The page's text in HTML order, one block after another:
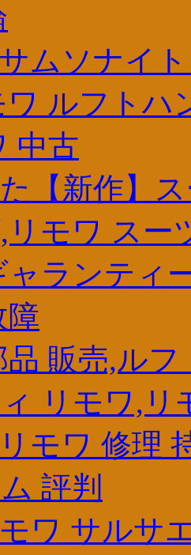
ムソナイ
ワ ルフト
中古
【新作】
リモワ スー
ャランティ
障
品 販売,ル
リモワ,リ
リモワ 修理
評判
ワ サルサ